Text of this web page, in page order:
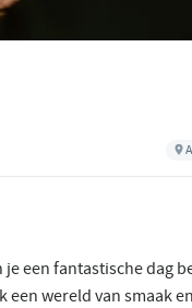
een fantastische
wereld van smaak